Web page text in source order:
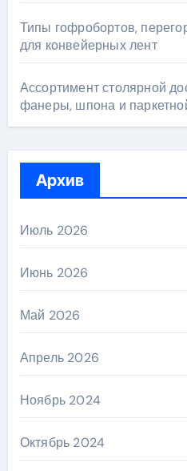
Типы гофробортов,
для конвейерных лент
Ассортимент столярной
фанеры, шпона и
Архив
Июль 2026
Июнь 2026
Май 2026
Апрель 2026
Ноябрь 2024
Октябрь 2024